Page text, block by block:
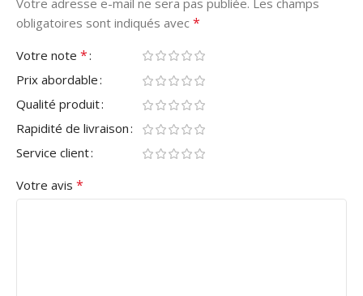
obligatoires sont indiqués avec *
Votre note *
Prix abordable
Qualité produit
Rapidité de livraison
Service client
Votre avis *